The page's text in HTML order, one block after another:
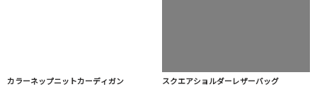
カラーネップニットカーディガン スクエアショルダーレザーバッグ